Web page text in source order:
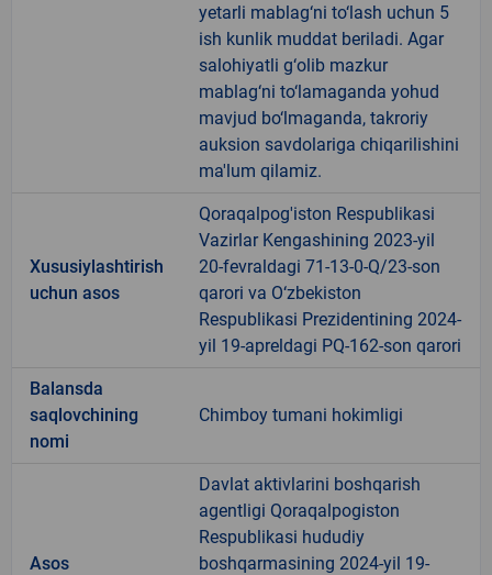
yetarli mablag‘ni to‘lash uchun 5
ish kunlik muddat beriladi. Agar
salohiyatli g‘olib mazkur
mablag‘ni to‘lamaganda yohud
mavjud bo‘lmaganda, takroriy
auksion savdolariga chiqarilishini
ma'lum qilamiz.
Xususiylashtirish
uchun asos
Qoraqalpog'iston Respublikasi
Vazirlar Kengashining 2023-yil
20-fevraldagi 71-13-0-Q/23-son
qarori va O‘zbekiston
Respublikasi Prezidentining 2024-
yil 19-apreldagi PQ-162-son qarori
Balansda
saqlovchining
nomi
Chimboy tumani hokimligi
Asos
Davlat aktivlarini boshqarish
agentligi Qoraqalpogiston
Respublikasi hududiy
boshqarmasining 2024-yil 19-